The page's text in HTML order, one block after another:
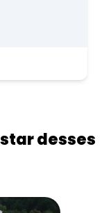
desses